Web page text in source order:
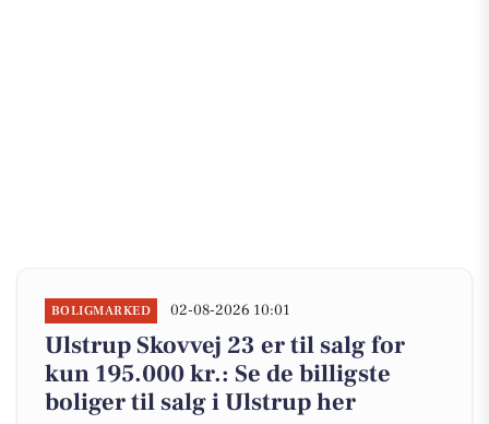
BOLIGMARKED 02-08-2026 10:01
Ulstrup Skovvej 23 er til salg for
kun 195.000 kr.: Se de billigste
boliger til salg i Ulstrup her